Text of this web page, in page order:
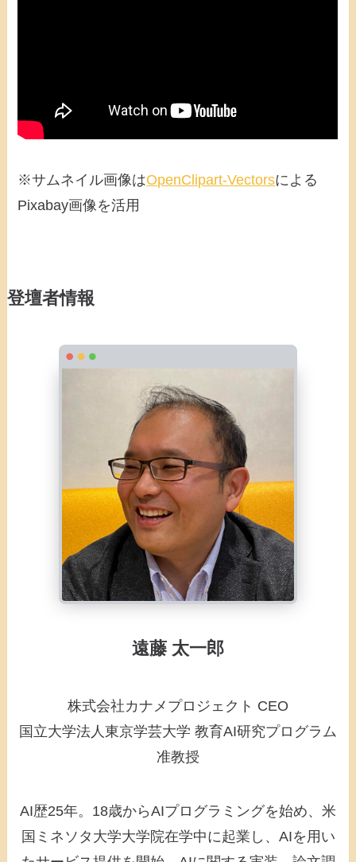
※サムネイル画像はOpenClipart-Vectorsによる
Pixabay画像を活用
登壇者情報
遠藤 太一郎
株式会社カナメプロジェクト CEO
国立大学法人東京学芸大学 教育AI研究プログラム
准教授
AI歴25年。18歳からAIプログラミングを始め、米
国ミネソタ大学大学院在学中に起業し、AIを用い